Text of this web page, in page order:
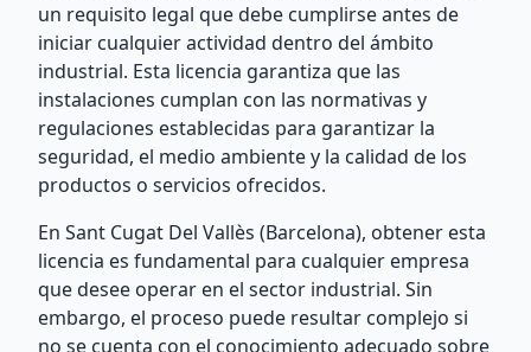
un requisito legal que debe cumplirse antes de
iniciar cualquier actividad dentro del ámbito
industrial. Esta licencia garantiza que las
instalaciones cumplan con las normativas y
regulaciones establecidas para garantizar la
seguridad, el medio ambiente y la calidad de los
productos o servicios ofrecidos.
En Sant Cugat Del Vallès (Barcelona), obtener esta
licencia es fundamental para cualquier empresa
que desee operar en el sector industrial. Sin
embargo, el proceso puede resultar complejo si
no se cuenta con el conocimiento adecuado sobre